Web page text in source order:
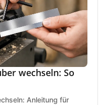
wechseln: So
Anleitung für